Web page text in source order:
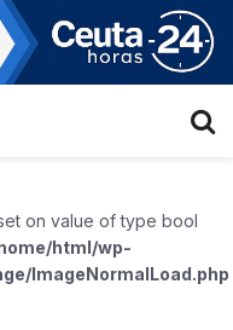
on value of type bool
html/wp-
ImageNormalLoad.php